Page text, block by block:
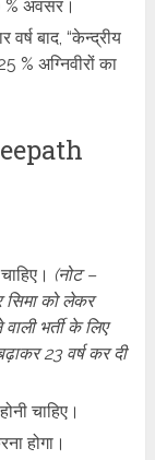
% अवसर।
बाद, “केन्द्रीय
% अग्निवीरों का
(नोट –
सिमा को लेकर
भर्ती के लिए
23 वर्ष कर दी
चाहिए।
होगा।